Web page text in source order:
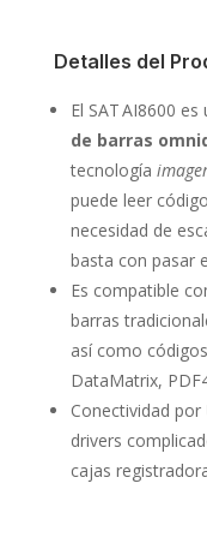
Detalles del
El SAT AI8600 es
de barras
tecnología
puede leer
necesidad de
basta con pasar
Es compatible
barras
así como
DataMatrix,
Conectividad por
drivers
cajas